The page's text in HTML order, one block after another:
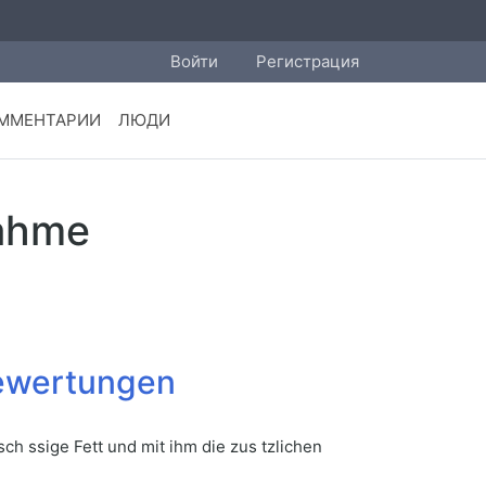
Войти Регистрация
ЛЮДИ
ssige Fett und mit ihm die zus tzlichen